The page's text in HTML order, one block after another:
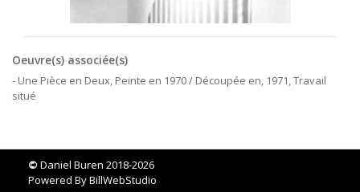
Oeuvre(s) associée(s)
- Une Pièce en Deux, Peinte en 1970 / Découpée en, 1971, Travail
situé
© Daniel Buren 2018-2026
Powered ByBillWebStudio